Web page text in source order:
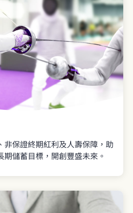
非保證終期紅利及人壽保障，助
儲蓄目標，開創豐盛未來。